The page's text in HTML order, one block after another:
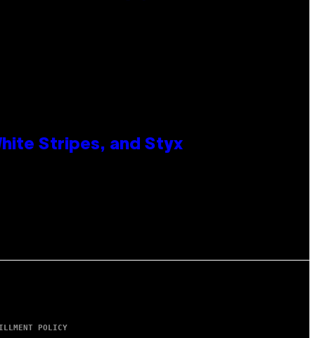
Stripes, and Styx
POLICY